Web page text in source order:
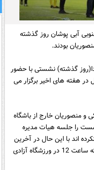
آبی پوشان روز گذشته
گذشته) نشستی با حضور
هفته های اخیر برگزار می
منصوریان خارج از باشگاه
را جلسه هیات مدیره
اند با این حال در آخرین
ساعات شب گذشته از طرف کادر فنی به بازیکنان این تیم پیغام داده شد که ساعت 12 در ورزشگاه آزادی